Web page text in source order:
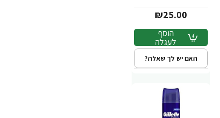
₪25.00
הוסף
לעגלה
האם יש לך שאלה?